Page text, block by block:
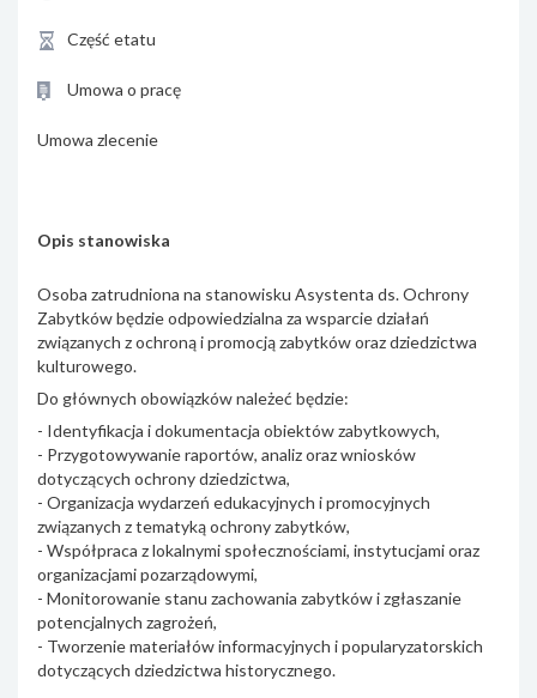
Część etatu
Umowa o pracę
Umowa zlecenie
Opis stanowiska
Osoba zatrudniona na stanowisku Asystenta ds. Ochrony
Zabytków będzie odpowiedzialna za wsparcie działań
związanych z ochroną i promocją zabytków oraz dziedzictwa
kulturowego.
Do głównych obowiązków należeć będzie:
- Identyfikacja i dokumentacja obiektów zabytkowych,
- Przygotowywanie raportów, analiz oraz wniosków
dotyczących ochrony dziedzictwa,
- Organizacja wydarzeń edukacyjnych i promocyjnych
związanych z tematyką ochrony zabytków,
- Współpraca z lokalnymi społecznościami, instytucjami oraz
organizacjami pozarządowymi,
- Monitorowanie stanu zachowania zabytków i zgłaszanie
potencjalnych zagrożeń,
- Tworzenie materiałów informacyjnych i popularyzatorskich
dotyczących dziedzictwa historycznego.